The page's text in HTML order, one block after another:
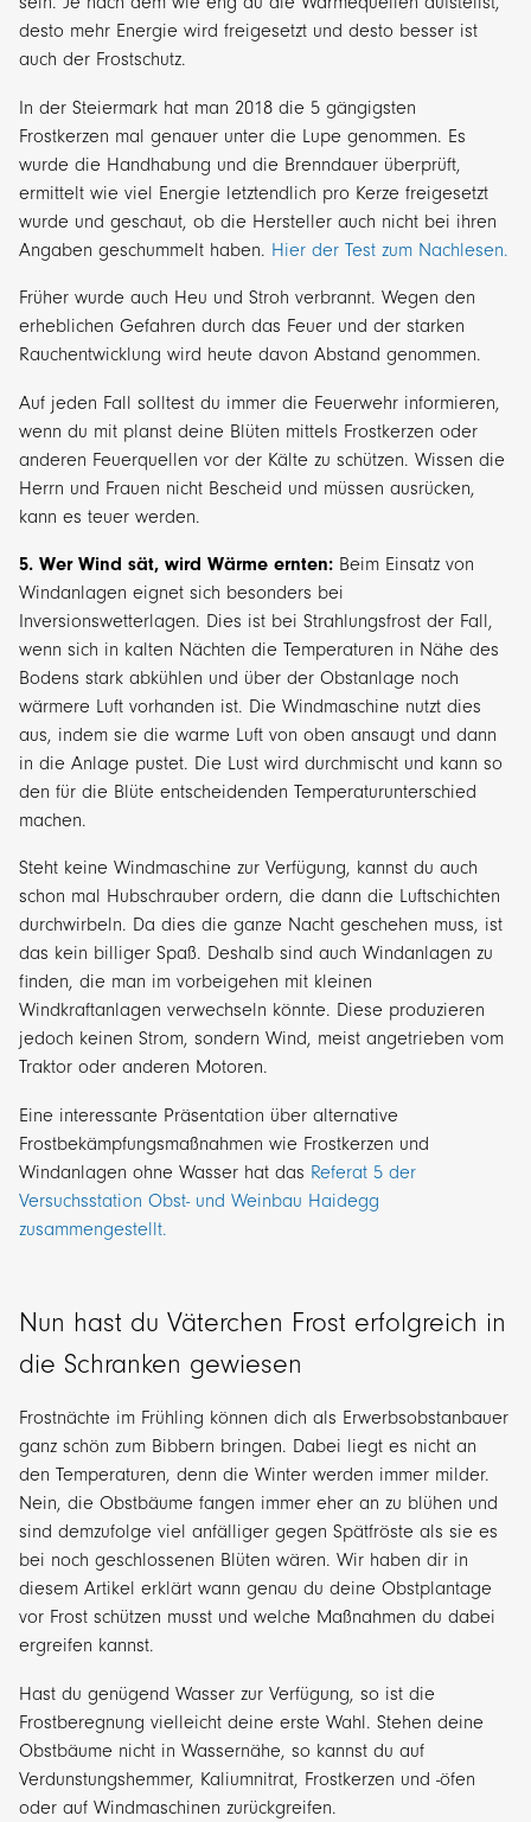
desto mehr Energie wird freigesetzt und desto besser ist
auch der Frostschutz.
In der Steiermark hat man 2018 die 5 gängigsten
Frostkerzen mal genauer unter die Lupe genommen. Es
wurde die Handhabung und die Brenndauer überprüft,
ermittelt wie viel Energie letztendlich pro Kerze freigesetzt
wurde und geschaut, ob die Hersteller auch nicht bei ihren
Angaben geschummelt haben. Hier der Test zum Nachlesen.
Früher wurde auch Heu und Stroh verbrannt. Wegen den
erheblichen Gefahren durch das Feuer und der starken
Rauchentwicklung wird heute davon Abstand genommen.
Auf jeden Fall solltest du immer die Feuerwehr informieren,
wenn du mit planst deine Blüten mittels Frostkerzen oder
anderen Feuerquellen vor der Kälte zu schützen. Wissen die
Herrn und Frauen nicht Bescheid und müssen ausrücken,
kann es teuer werden.
5. Wer Wind sät, wird Wärme ernten: Beim Einsatz von
Windanlagen eignet sich besonders bei
Inversionswetterlagen. Dies ist bei Strahlungsfrost der Fall,
wenn sich in kalten Nächten die Temperaturen in Nähe des
Bodens stark abkühlen und über der Obstanlage noch
wärmere Luft vorhanden ist. Die Windmaschine nutzt dies
aus, indem sie die warme Luft von oben ansaugt und dann
in die Anlage pustet. Die Lust wird durchmischt und kann so
den für die Blüte entscheidenden Temperaturunterschied
machen.
Steht keine Windmaschine zur Verfügung, kannst du auch
schon mal Hubschrauber ordern, die dann die Luftschichten
durchwirbeln. Da dies die ganze Nacht geschehen muss, ist
das kein billiger Spaß. Deshalb sind auch Windanlagen zu
finden, die man im vorbeigehen mit kleinen
Windkraftanlagen verwechseln könnte. Diese produzieren
jedoch keinen Strom, sondern Wind, meist angetrieben vom
Traktor oder anderen Motoren.
Eine interessante Präsentation über alternative
Frostbekämpfungsmaßnahmen wie Frostkerzen und
Windanlagen ohne Wasser hat das Referat 5 der
Versuchsstation Obst- und Weinbau Haidegg
zusammengestellt.
Nun hast du Väterchen Frost erfolgreich in
die Schranken gewiesen
Frostnächte im Frühling können dich als Erwerbsobstanbauer
ganz schön zum Bibbern bringen. Dabei liegt es nicht an
den Temperaturen, denn die Winter werden immer milder.
Nein, die Obstbäume fangen immer eher an zu blühen und
sind demzufolge viel anfälliger gegen Spätfröste als sie es
bei noch geschlossenen Blüten wären. Wir haben dir in
diesem Artikel erklärt wann genau du deine Obstplantage
vor Frost schützen musst und welche Maßnahmen du dabei
ergreifen kannst.
Hast du genügend Wasser zur Verfügung, so ist die
Frostberegnung vielleicht deine erste Wahl. Stehen deine
Obstbäume nicht in Wassernähe, so kannst du auf
Verdunstungshemmer, Kaliumnitrat, Frostkerzen und -öfen
oder auf Windmaschinen zurückgreifen.